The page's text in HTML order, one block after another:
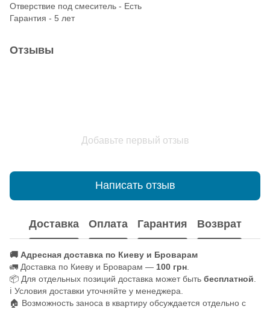
Отверствие под смеситель - Есть
Гарантия - 5 лет
Отзывы
Добавьте первый отзыв
Написать отзыв
Доставка Оплата Гарантия Возврат
🚚 Адресная доставка по Киеву и Броварам
🚛 Доставка по Киеву и Броварам — 100 грн
📦 Для отдельных позиций доставка может быть бесплатной
ℹ️ Условия доставки уточняйте у менеджера.
🏠 Возможность заноса в квартиру обсуждается отдельно с